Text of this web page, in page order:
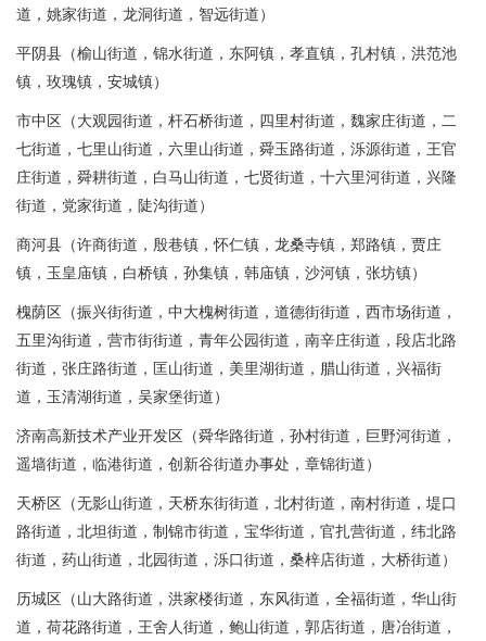
道，姚家街道，龙洞街道，智远街道）
平阴县（榆山街道，锦水街道，东阿镇，孝直镇，孔村镇，洪范池
镇，玫瑰镇，安城镇）
市中区（大观园街道，杆石桥街道，四里村街道，魏家庄街道，二
七街道，七里山街道，六里山街道，舜玉路街道，泺源街道，王官
庄街道，舜耕街道，白马山街道，七贤街道，十六里河街道，兴隆
街道，党家街道，陡沟街道）
商河县（许商街道，殷巷镇，怀仁镇，龙桑寺镇，郑路镇，贾庄
镇，玉皇庙镇，白桥镇，孙集镇，韩庙镇，沙河镇，张坊镇）
槐荫区（振兴街街道，中大槐树街道，道德街街道，西市场街道，
五里沟街道，营市街街道，青年公园街道，南辛庄街道，段店北路
街道，张庄路街道，匡山街道，美里湖街道，腊山街道，兴福街
道，玉清湖街道，吴家堡街道）
济南高新技术产业开发区（舜华路街道，孙村街道，巨野河街道，
遥墙街道，临港街道，创新谷街道办事处，章锦街道）
天桥区（无影山街道，天桥东街街道，北村街道，南村街道，堤口
路街道，北坦街道，制锦市街道，宝华街道，官扎营街道，纬北路
街道，药山街道，北园街道，泺口街道，桑梓店街道，大桥街道）
历城区（山大路街道，洪家楼街道，东风街道，全福街道，华山街
道，荷花路街道，王舍人街道，鲍山街道，郭店街道，唐冶街道，